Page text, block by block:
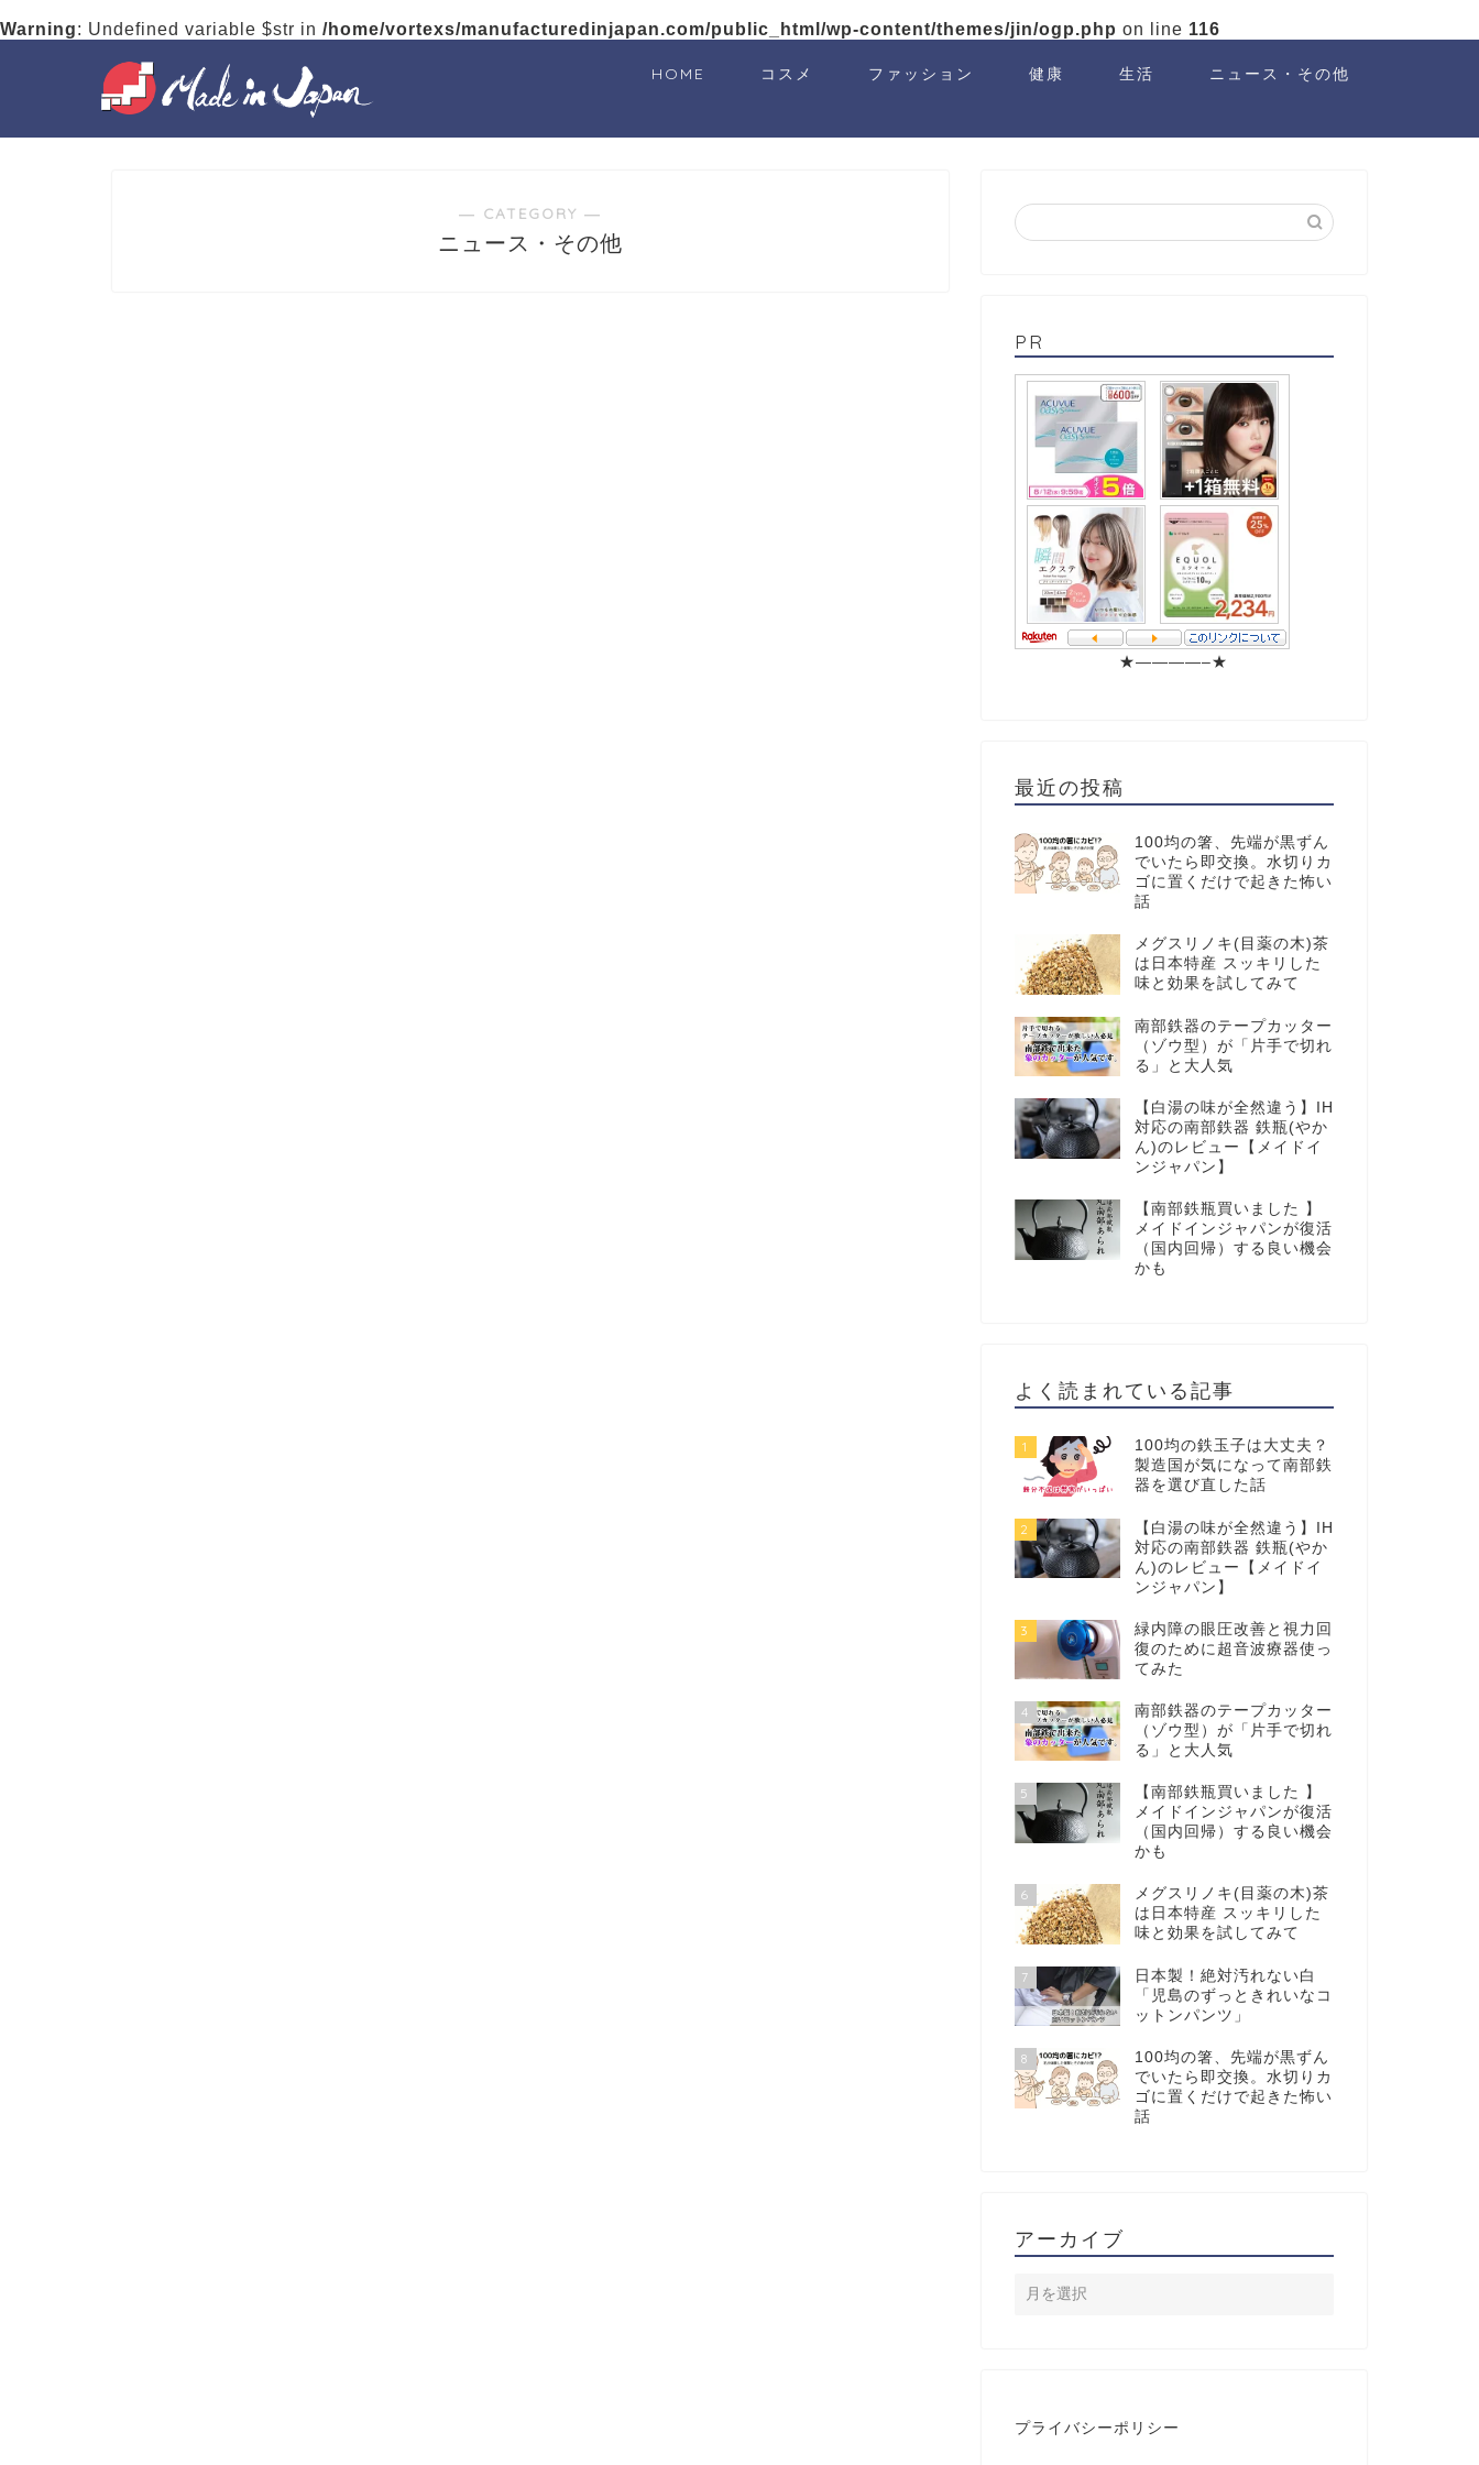
Warning: Undefined variable $str in /home/vortexs/manufacturedinjapan.com/public_html/wp-content/themes/jin/ogp.php on line 116
HOME コスメ ファッション 健康 生活 ニュース・その他
― CATEGORY ―
ニュース・その他
PR
★————–★
最近の投稿
100均の箸、先端が黒ずん
でいたら即交換。水切りカ
ゴに置くだけで起きた怖い
話
メグスリノキ(目薬の木)茶
は日本特産 スッキリした
味と効果を試してみて
南部鉄器のテープカッター
（ゾウ型）が「片手で切れ
る」と大人気
【白湯の味が全然違う】IH
対応の南部鉄器 鉄瓶(やか
ん)のレビュー【メイドイ
ンジャパン】
【南部鉄瓶買いました 】
メイドインジャパンが復活
（国内回帰）する良い機会
かも
よく読まれている記事
1
100均の鉄玉子は大丈夫？
製造国が気になって南部鉄
器を選び直した話
2
【白湯の味が全然違う】IH
対応の南部鉄器 鉄瓶(やか
ん)のレビュー【メイドイ
ンジャパン】
3
緑内障の眼圧改善と視力回
復のために超音波療器使っ
てみた
4
南部鉄器のテープカッター
（ゾウ型）が「片手で切れ
る」と大人気
5
【南部鉄瓶買いました 】
メイドインジャパンが復活
（国内回帰）する良い機会
かも
6
メグスリノキ(目薬の木)茶
は日本特産 スッキリした
味と効果を試してみて
7
日本製！絶対汚れない白
「児島のずっときれいなコ
ットンパンツ」
8
100均の箸、先端が黒ずん
でいたら即交換。水切りカ
ゴに置くだけで起きた怖い
話
アーカイブ
プライバシーポリシー